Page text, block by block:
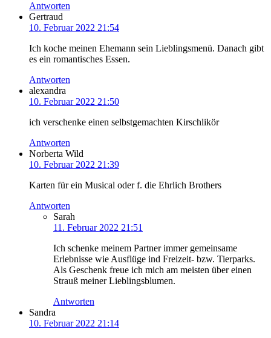
Antworten
Gertraud
10. Februar 2022 21:54
Ich koche meinen Ehemann sein Lieblingsmenü. Danach gibt
es ein romantisches Essen.
Antworten
alexandra
10. Februar 2022 21:50
ich verschenke einen selbstgemachten Kirschlikör
Antworten
Norberta Wild
10. Februar 2022 21:39
Karten für ein Musical oder f. die Ehrlich Brothers
Antworten
Sarah
11. Februar 2022 21:51
Ich schenke meinem Partner immer gemeinsame
Erlebnisse wie Ausflüge ind Freizeit- bzw. Tierparks.
Als Geschenk freue ich mich am meisten über einen
Strauß meiner Lieblingsblumen.
Antworten
Sandra
10. Februar 2022 21:14